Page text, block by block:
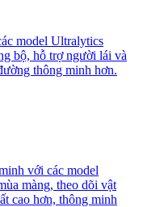
model Ultralytics
bộ, hỗ trợ người lái và
thông minh hơn.
với các model
màng, theo dõi vật
cao hơn, thông minh